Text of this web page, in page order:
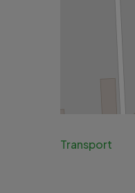
Transport